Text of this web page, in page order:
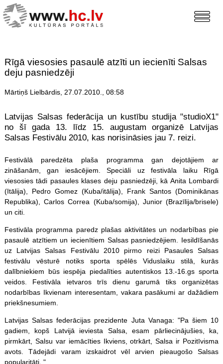
Rīgā viesosies pasaulē atzīti un iecienīti Salsas
deju pasniedzēji
Mārtiņš Lielbārdis, 27.07.2010., 08:58
Latvijas Salsas federācija un kustību studija "studioX1"
no šī gada 13. līdz 15. augustam organizē Latvijas
Salsas Festivālu 2010, kas norisināsies jau 7. reizi.
Festivālā paredzēta plaša programma gan dejotājiem ar
zināšanām, gan iesācējiem. Speciāli uz festivāla laiku Rīgā
viesosies tādi pasaules klases deju pasniedzēji, kā Anita Lombardi
(Itālija), Pedro Gomez (Kuba/itālija), Frank Santos (Dominikānas
Republika), Carlos Correa (Kuba/somija), Junior (Brazīlija/brisele)
un citi.
Festivāla programma paredz plašas aktivitātes un nodarbības pie
pasaulē atzītiem un iecienītiem Salsas pasniedzējiem. Iesildīšanās
uz Latvijas Salsas Festivālu 2010 pirmo reizi Pasaules Salsas
festivālu vēsturē notiks sporta spēlēs Viduslaiku stilā, kurās
dalībniekiem būs iespēja piedalīties autentiskos 13.-16.gs sporta
veidos. Festivāla ietvaros trīs dienu garumā tiks organizētas
nodarbības Ikvienam interesentam, vakara pasākumi ar dažādiem
priekšnesumiem.
Latvijas Salsas federācijas prezidente Juta Vanaga: "Pa šiem 10
gadiem, kopš Latvijā ieviesta Salsa, esam pārliecinājušies, ka,
pirmkārt, Salsu var iemācīties Ikviens, otrkārt, Salsa ir Pozitīvisma
avots. Tādejādi varam izskaidrot vēl arvien pieaugošo Salsas
popularitāti. "